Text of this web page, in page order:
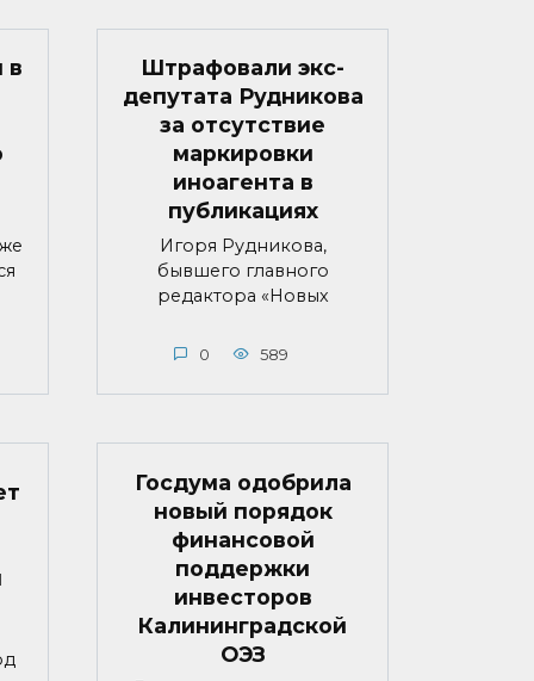
в
Штрафовали экс-
депутата Рудникова
за отсутствие
маркировки
иноагента в
публикациях
Игоря Рудникова,
бывшего главного
редактора «Новых
0 589
Госдума одобрила
новый порядок
финансовой
поддержки
инвесторов
Калининградской
ОЭЗ